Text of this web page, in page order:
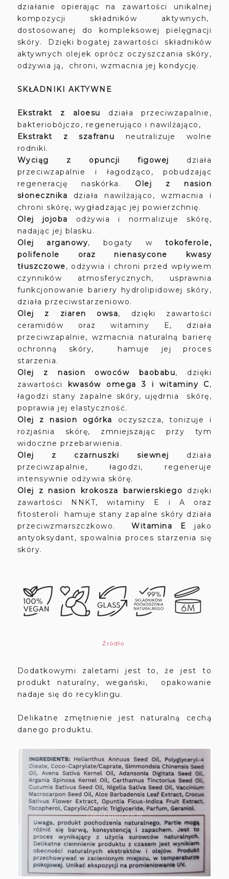
działanie opierając na zawartości unikalnej
kompozycji składników aktywnych,
dostosowanej do kompleksowej pielęgnacji
skóry. Dzięki bogatej zawartości składników
aktywnych olejek oprócz oczyszczania skóry,
odżywia ją, chroni, wzmacnia jej kondycję.
SKŁADNIKI AKTYWNE
Ekstrakt z aloesu działa przeciwzapalnie,
bakteriobójczo, regenerująco i nawilżająco,
Ekstrakt z szafranu neutralizuje wolne
rodniki.
Wyciąg z opuncji figowej
działa
przeciwzapalnie i łagodząco, pobudzając
regenerację naskórka. Olej z nasion
słonecznika działa nawilżająco, wzmacnia i
chroni skórę, wygładzając jej powierzchnię.
Olej jojoba odżywia i normalizuje skórę,
nadając jej blasku.
Olej arganowy, bogaty w tokoferole,
polifenole oraz nienasycone kwasy
tłuszczowe, odżywia i chroni przed wpływem
czynników atmosferycznych, usprawnia
funkcjonowanie bariery hydrolipidowej skóry,
działa przeciwstarzeniowo.
Olej z ziaren owsa, dzięki zawartości
ceramidów oraz witaminy E, działa
przeciwzapalnie, wzmacnia naturalną barierę
ochronną skóry, hamuje jej proces
starzenia.
Olej z nasion owoców baobabu, dzięki
zawartości
kwasów omega 3 i witaminy C,
łagodzi stany zapalne skóry, ujędrnia skórę,
poprawia jej elastyczność.
Olej z nasion ogórka
oczyszcza, tonizuje i
rozjaśnia skórę, zmniejszając przy tym
widoczne przebarwienia.
Olej z czarnuszki siewnej działa
przeciwzapalnie, łagodzi, regeneruje
intensywnie odżywia skórę.
Olej z nasion krokosza
barwierskiego dzięki
zawartości NNKT, witaminy E i A oraz
fitosteroli hamuje stany zapalne skóry działa
przeciwzmarszczkowo.Witamina E jako
antyoksydant, spowalnia proces starzenia się
skóry.
Źródło
Dodatkowymi zaletami jest to, że jest to
produkt naturalny, wegański, opakowanie
nadaje się do recyklingu.
Delikatne zmętnienie jest naturalną cechą
danego produktu.